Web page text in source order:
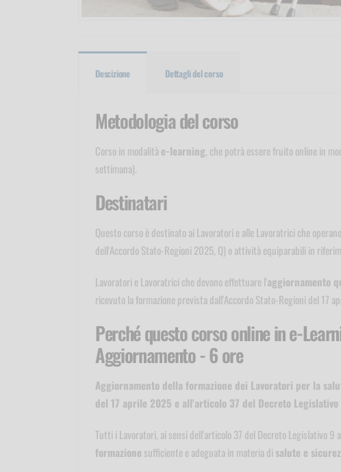
Descizione Dettagli del corso
Metodologia del corso
Corso in modalità e-learning, che potrà essere fruito online in
settimana).
Destinatari
Questo corso è destinato ai Lavoratori e alle Lavoratrici che
dell'Accordo Stato-Regioni 2025, Q) o attività equiparabili in
Lavoratori e Lavoratrici che devono effettuare l'aggiornamento
ricevuto la formazione prevista dall'Accordo Stato-Regioni del 17
Perché questo corso online in e-
Aggiornamento - 6 ore
Aggiornamento della formazione dei Lavoratori per la
del 17 aprile 2025 e all'articolo 37 del Decreto
Tutti i Lavoratori, ai sensi dell'articolo 37 del Decreto Legislativo
formazione sufficiente e adeguata in materia di salute e